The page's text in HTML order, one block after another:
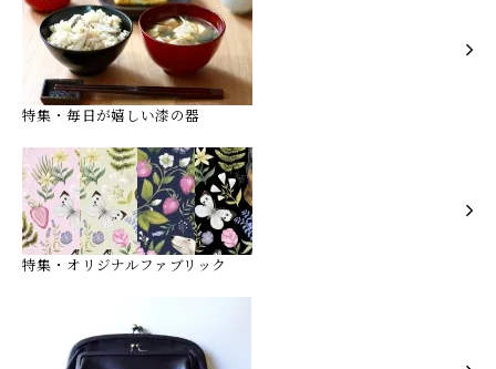
特集・毎日が嬉しい漆の器
特集・オリジナルファブリック